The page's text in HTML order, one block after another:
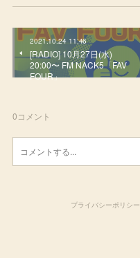
2021.10.24 11:46
[RADIO] 10月27日(水)
20:00〜 FM NACK5「FAV
FOUR」
0コメント
プライバシーポリシー